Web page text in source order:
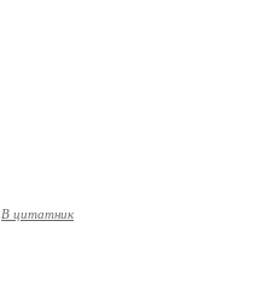
В цитатник